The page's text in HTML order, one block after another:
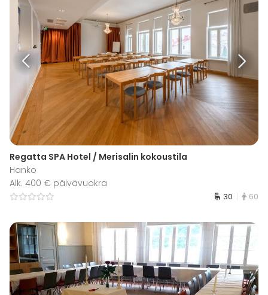
Regatta SPA Hotel / Merisalin kokoustila
Hanko
Alk. 400 € päivävuokra
30 60